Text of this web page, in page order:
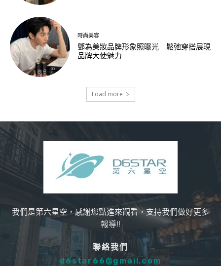
時尚美容
鄧為美妝品牌形象照曝光 鬆弛穿搭展現
品牌大使魅力
Load more
我們是第六星空，感謝您點進來觀看，支持我們做好更多
報導!!
聯絡我們
d6star66@gmail.com